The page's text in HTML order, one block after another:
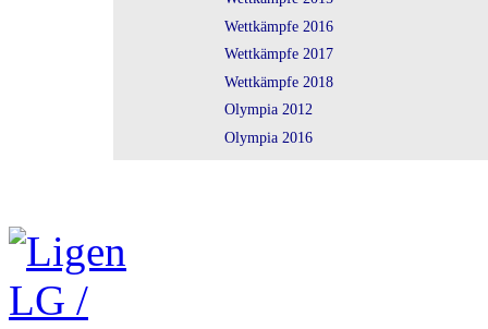
Wettkämpfe 2016
Wettkämpfe 2017
Wettkämpfe 2018
Olympia 2012
Olympia 2016